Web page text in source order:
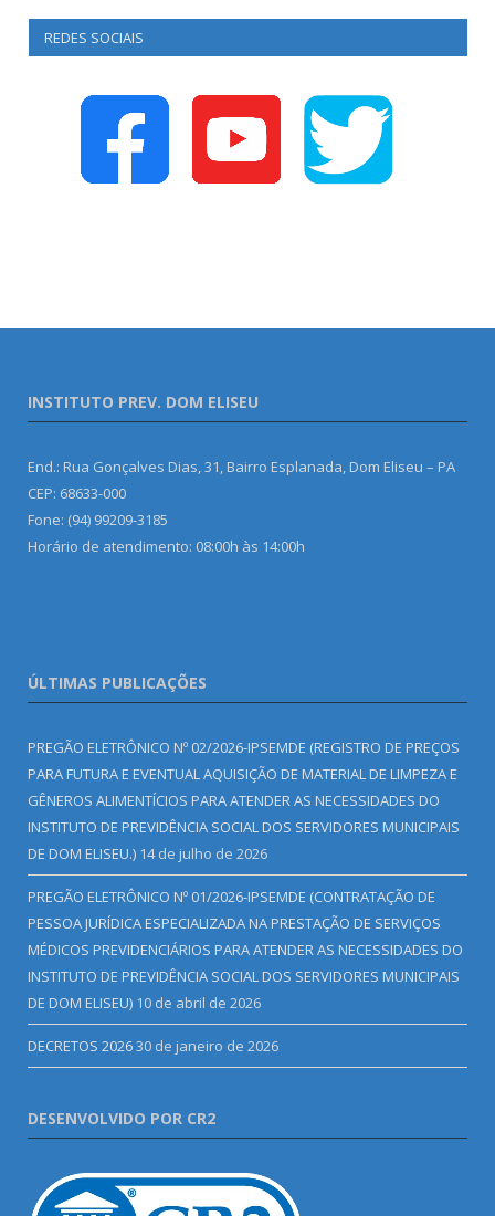
REDES SOCIAIS
INSTITUTO PREV. DOM ELISEU
End.: Rua Gonçalves Dias, 31, Bairro Esplanada, Dom Eliseu – PA
CEP: 68633-000
Fone: (94) 99209-3185
Horário de atendimento: 08:00h às 14:00h
ÚLTIMAS PUBLICAÇÕES
PREGÃO ELETRÔNICO Nº 02/2026-IPSEMDE (REGISTRO DE PREÇOS
PARA FUTURA E EVENTUAL AQUISIÇÃO DE MATERIAL DE LIMPEZA E
GÊNEROS ALIMENTÍCIOS PARA ATENDER AS NECESSIDADES DO
INSTITUTO DE PREVIDÊNCIA SOCIAL DOS SERVIDORES MUNICIPAIS
DE DOM ELISEU.) 14 de julho de 2026
PREGÃO ELETRÔNICO Nº 01/2026-IPSEMDE (CONTRATAÇÃO DE
PESSOA JURÍDICA ESPECIALIZADA NA PRESTAÇÃO DE SERVIÇOS
MÉDICOS PREVIDENCIÁRIOS PARA ATENDER AS NECESSIDADES DO
INSTITUTO DE PREVIDÊNCIA SOCIAL DOS SERVIDORES MUNICIPAIS
DE DOM ELISEU) 10 de abril de 2026
DECRETOS 202630 de janeiro de 2026
DESENVOLVIDO POR CR2